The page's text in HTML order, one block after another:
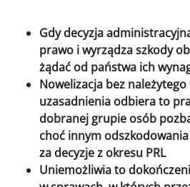
Gdy decyzja
prawo i wyrządza szkody
żądać od państwa ich
Nowelizacja bez
uzasadnienia odbiera to
dobranej grupie osób
choć innym odszkodowania
za decyzje z okresu PRL
Uniemożliwia to